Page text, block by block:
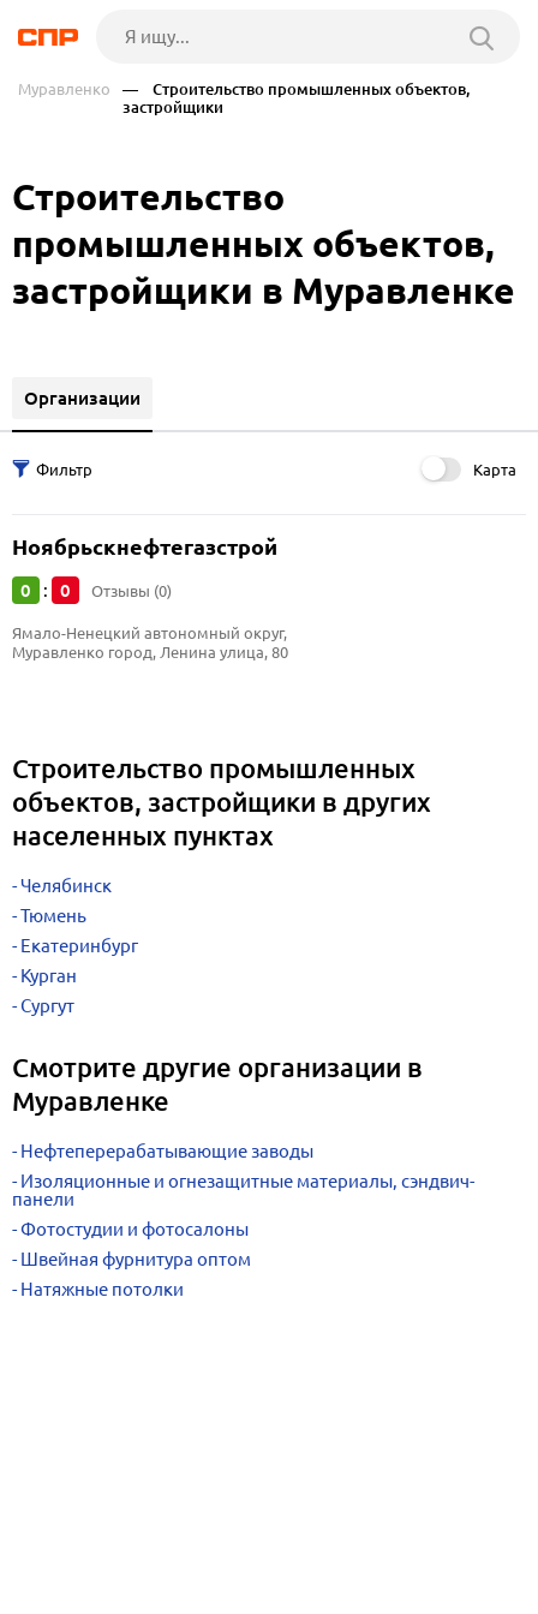
Муравленко
— Строительство промышленных объектов,
застройщики
Строительство
промышленных объектов,
застройщики в Муравленке
Организации
Карта
Ноябрьскнефтегазстрой
0 : 0 Отзывы (0)
Ямало-Ненецкий автономный округ,
Муравленко город, Ленина улица, 80
Строительство промышленных
объектов, застройщики в других
населенных пунктах
Челябинск
Тюмень
Екатеринбург
Курган
Сургут
Смотрите другие организации в
Муравленке
Нефтеперерабатывающие заводы
Изоляционные и огнезащитные материалы, сэндвич-
панели
Фотостудии и фотосалоны
Швейная фурнитура оптом
Натяжные потолки